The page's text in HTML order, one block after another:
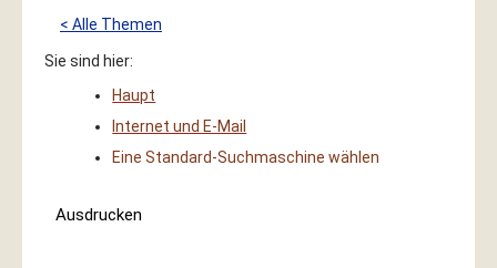
< Alle Themen
Sie sind hier:
Haupt
Internet und E-Mail
Eine Standard-Suchmaschine wählen
Ausdrucken